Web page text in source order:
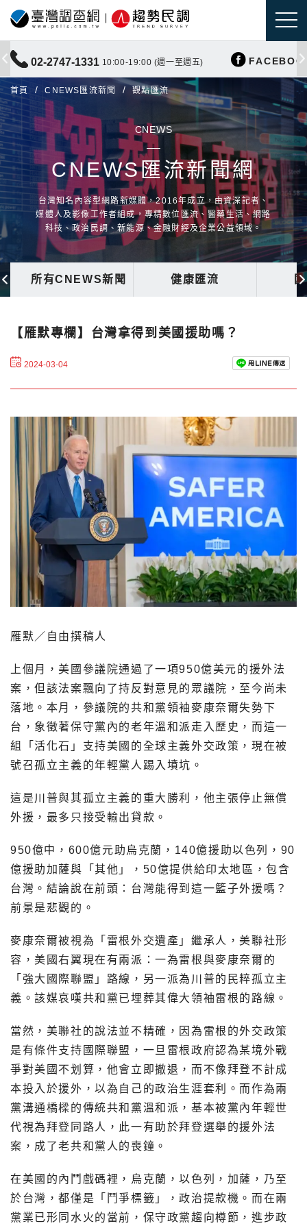
02-2747-1331 10:00-19:00 (週一至週五)
首頁 CNEWS匯流新聞 觀點匯流
CNEWS
CNEWS匯流新聞網
台灣知名內容型網路新媒體，2016年成立，由資深記者、
媒體人及影像工作者組成，專精數位匯流、醫藥生活、網路
科技、政治民調、新能源、金融財經及企業公益領域。
所有CNEWS新聞 健康匯流
【雁默專欄】台灣拿得到美國援助嗎？
2024-03-04
雁默／自由撰稿人
上個月，美國參議院通過了一項950億美元的援外法
案，但該法案飄向了持反對意見的眾議院，至今尚未
落地。本月，參議院的共和黨領袖麥康奈爾失勢下
台，象徵著保守黨內的老年溫和派走入歷史，而這一
組「活化石」支持美國的全球主義外交政策，現在被
號召孤立主義的年輕黨人踢入墳坑。
這是川普與其孤立主義的重大勝利，他主張停止無償
外援，最多只接受輸出貸款。
950億中，600億元助烏克蘭，140億援助以色列，90
億援助加薩與「其他」，50億提供給印太地區，包含
台灣。結論說在前頭：台灣能得到這一籃子外援嗎？
前景是悲觀的。
麥康奈爾被視為「雷根外交遺產」繼承人，美聯社形
容，美國右翼現在有兩派：一為雷根與麥康奈爾的
「強大國際聯盟」路線，另一派為川普的民粹孤立主
義。該媒哀嘆共和黨已埋葬其偉大領袖雷根的路線。
當然，美聯社的說法並不精確，因為雷根的外交政策
是有條件支持國際聯盟，一旦雷根政府認為某境外戰
爭對美國不划算，他會立即撤退，而不像拜登不計成
本投入於援外，以為自己的政治生涯套利。而作為兩
黨溝通橋樑的傳統共和黨溫和派，基本被黨內年輕世
代視為拜登同路人，此一有助於拜登選舉的援外法
案，成了老共和黨人的喪鐘。
在美國的內鬥戲碼裡，烏克蘭，以色列，加薩，乃至
於台灣，都僅是「鬥爭標籤」，政治提款機。而在兩
黨業已形同水火的當前，保守政黨趨向樽節，進步政